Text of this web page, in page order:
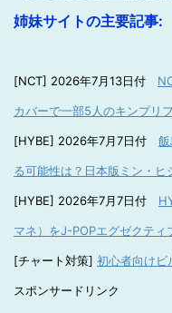
姉妹サイトの主要記事:
[NCT] 2026年7月13日付
カバーで一部5人のキンプリ
[HYBE] 2026年7月7日付
る可能性は？日本版ミン・ヒ
[HYBE] 2026年7月7日付
マネ）をJ-POPエグゼクテ
[チャート対策] 初心者向けビ
スポンサードリンク